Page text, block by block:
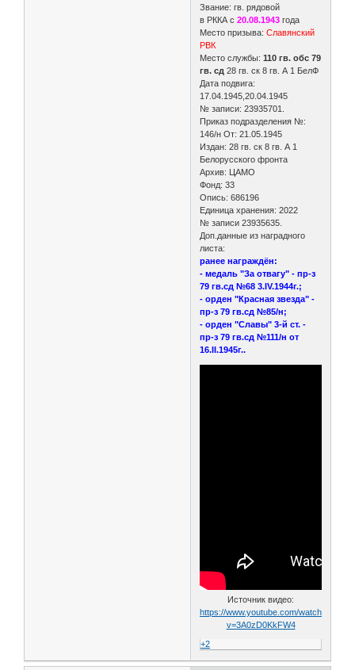
Звание: гв. рядовой
в РККА с20.08.1943 года
Место призыва:Славянский
РВК
Место службы:110 гв. обс 79
гв. сд 28 гв. ск 8 гв. А 1 БелФ
Дата подвига:
17.04.1945,20.04.1945
№ записи: 23935701.
Приказ подразделения №:
146/н От: 21.05.1945
Издан: 28 гв. ск 8 гв. А 1
Белорусского фронта
Архив: ЦАМО
Фонд: 33
Опись: 686196
Единица хранения: 2022
№ записи 23935635.
Доп.данные из наградного
листа:
ранее награждён:
- медаль "За отвагу" - пр-з
79 гв.сд №68 3.IV.1944г.;
- орден "Красная звезда" -
пр-з 79 гв.сд №85/н;
- орден "Славы" 3-й ст. -
пр-з 79 гв.сд №111/н от
16.II.1945г..
Источник видео:
https://www.youtube.com/watch?
v=3A0zD0KkFW4
+2